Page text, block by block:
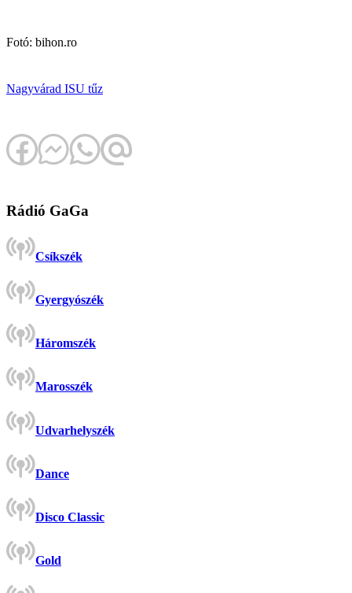
Fotó: bihon.ro
Nagyvárad ISU tűz
Rádió GaGa
Csíkszék
Gyergyószék
Háromszék
Marosszék
Udvarhelyszék
Dance
Disco Classic
Gold